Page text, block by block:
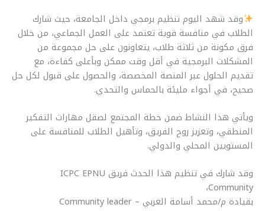
وقد شهد اليوم تنظيم برمجي داخل الجامعة، حيث شارك
الطلاب في منافسة قوية تعتمد على العمل الجماعي، من خلال
فرق مكونة من ثلاثة طلاب، يتعاونون على حل مجموعة من
المشكلات البرمجية في أقل وقت ممكن وبأعلى كفاءة، مع
تقديم الحلول عبر المنصة المخصصة، والحصول على قبول لكل حل
صحيح، في أجواء مليئة بالحماس والتحدي.
ويأتي هذا النشاط ضمن خطة المجتمع لصقل مهارات التفكير
المنطقي، وتعزيز روح الفريق، وتأهيل الطلاب للمنافسة على
المستويين المحلي والدولي.
وقد شارك في تنظيم هذا الحدث فريق ICPC EPNU
Community،
بقيادة م/محمد أسامة العربي – Community leader